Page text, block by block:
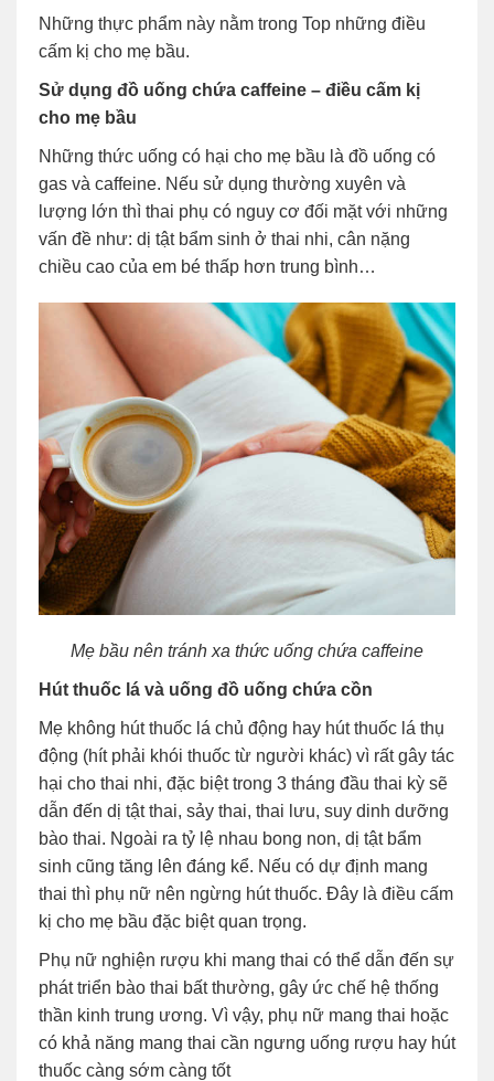
Những thực phẩm này nằm trong Top những điều
cấm kị cho mẹ bầu.
Sử dụng đồ uống chứa caffeine – điều cấm kị
cho mẹ bầu
Những thức uống có hại cho mẹ bầu là đồ uống có
gas và caffeine. Nếu sử dụng thường xuyên và
lượng lớn thì thai phụ có nguy cơ đối mặt với những
vấn đề như: dị tật bẩm sinh ở thai nhi, cân nặng
chiều cao của em bé thấp hơn trung bình…
Mẹ bầu nên tránh xa thức uống chứa caffeine
Hút thuốc lá và uống đồ uống chứa cồn
Mẹ không hút thuốc lá chủ động hay hút thuốc lá thụ
động (hít phải khói thuốc từ người khác) vì rất gây tác
hại cho thai nhi, đặc biệt trong 3 tháng đầu thai kỳ sẽ
dẫn đến dị tật thai, sảy thai, thai lưu, suy dinh dưỡng
bào thai. Ngoài ra tỷ lệ nhau bong non, dị tật bẩm
sinh cũng tăng lên đáng kể. Nếu có dự định mang
thai thì phụ nữ nên ngừng hút thuốc. Đây là điều cấm
kị cho mẹ bầu đặc biệt quan trọng.
Phụ nữ nghiện rượu khi mang thai có thể dẫn đến sự
phát triển bào thai bất thường, gây ức chế hệ thống
thần kinh trung ương. Vì vậy, phụ nữ mang thai hoặc
có khả năng mang thai cần ngưng uống rượu hay hút
thuốc càng sớm càng tốt